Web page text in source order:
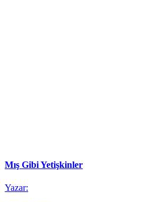
Mış Gibi Yetişkinler
Yazar: